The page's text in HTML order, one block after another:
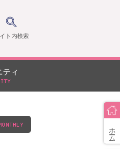
ホーム
ト内検索
ティ